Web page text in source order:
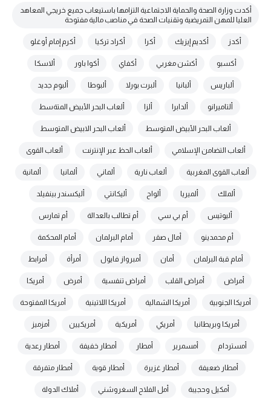
أكدت وزارة الصحة والحماية الاجتماعية التزامها باستيعاب جميع خريجي المعاهد
العليا للمهن التمريضية وتقنيات الصحة في مناصب مالية مفتوحة
أكدز أكديم إيزيك أكرا أكراد تركيا أكرم إمام أوغلو
أكسبو أكشن مغربي أكفاي أكوا باور ألاسكا
ألباريس ألبانيا ألبرت بورلا ألبوطا ألبوم جديد
ألتاميرانو ألدابرا ألزا ألعاب البحر الأبيض المتةسط
ألعاب البحر الأبيض المتوسط ألعاب البحر الابيض المتوسط
ألعاب التضامن الإسلامي ألعاب الحظ عبر الإنترنت ألعاب القوى
ألعاب القوى المغربية ألعاب نارية ألماني ألمانيا ألمانية
ألملك ألميريا ألواح أليكانتي أليكسندر بينفيلد
أليوتيس أم بي سي أم تطالب بالعدالة أم تمارس
أم محمدينو أمال صقر أمام البرلمان أمام المحكمة
أمام قبة البرلمان أمان أمبرواز فايول أمرأة أمرابط
أمراض أمراض القلب أمراض تنفسية أمرض أمريكا
أمريكا الجنوبية أمريكا الشمالية أمريكا اللاتينية أمريكا المفتوحة
أمريكا وبريطانيا أمريكي أمريكية أمريكيين أمزميز
أمستردام أمسمرير أمطار أمطار خفيفة أمطار رعدية
أمطار ضعيفة أمطار غزيرة أمطار قوية أمطار متفرقة
أمكيل وحجيبة أمل الفلاح السغروشني أملاك الدولة